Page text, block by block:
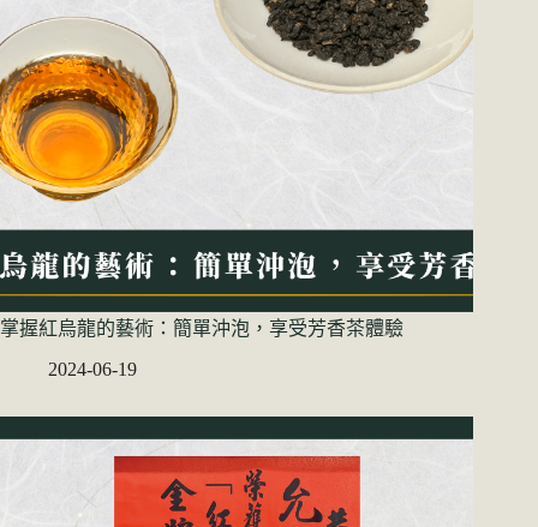
掌握紅烏龍的藝術：簡單沖泡，享受芳香茶體驗
2024-06-19